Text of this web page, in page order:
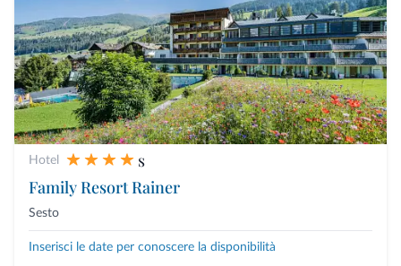
Hotel
s
Family Resort Rainer
Sesto
Inserisci le date per conoscere la disponibilità